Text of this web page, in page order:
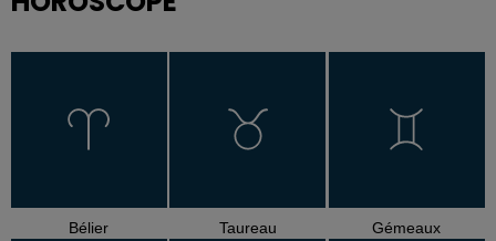
Bélier Taureau Gémeaux